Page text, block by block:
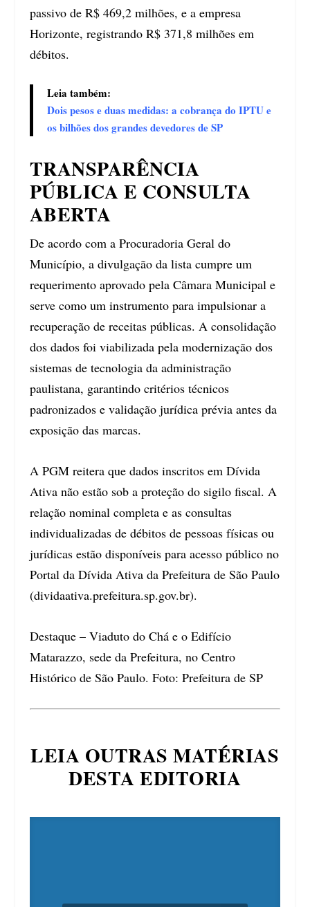
passivo de R$ 469,2 milhões, e a empresa
Horizonte, registrando R$ 371,8 milhões em
débitos.
Leia também:
Dois pesos e duas medidas: a cobrança do IPTU e
os bilhões dos grandes devedores de SP
TRANSPARÊNCIA
PÚBLICA E CONSULTA
ABERTA
De acordo com a Procuradoria Geral do
Município, a divulgação da lista cumpre um
requerimento aprovado pela Câmara Municipal e
serve como um instrumento para impulsionar a
recuperação de receitas públicas. A consolidação
dos dados foi viabilizada pela modernização dos
sistemas de tecnologia da administração
paulistana, garantindo critérios técnicos
padronizados e validação jurídica prévia antes da
exposição das marcas.
A PGM reitera que dados inscritos em Dívida
Ativa não estão sob a proteção do sigilo fiscal. A
relação nominal completa e as consultas
individualizadas de débitos de pessoas físicas ou
jurídicas estão disponíveis para acesso público no
Portal da Dívida Ativa da Prefeitura de São Paulo
(dividaativa.prefeitura.sp.gov.br).
Destaque – Viaduto do Chá e o Edifício
Matarazzo, sede da Prefeitura, no Centro
Histórico de São Paulo. Foto: Prefeitura de SP
LEIA OUTRAS MATÉRIAS
DESTA EDITORIA